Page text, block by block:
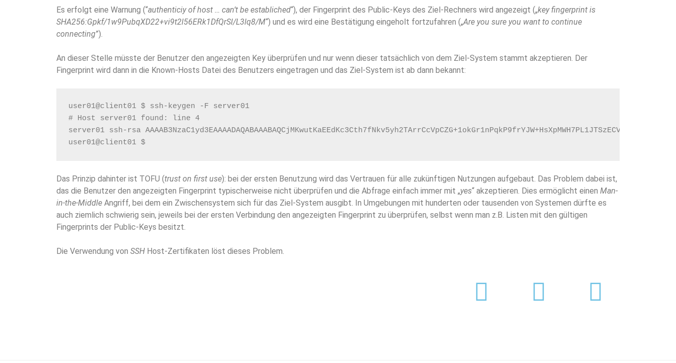
Es erfolgt eine Warnung (“authenticiy of host … can’t be establiched“), der Fingerprint des Public-Keys des Ziel-Rechners wird angezeigt („key fingerprint is
SHA256:Gpkf/1w9PubqXD22+vi9t2l56ERk1DfQrSl/L3lq8/M“) und es wird eine Bestätigung eingeholt fortzufahren („Are you sure you want to continue
connecting”).
An dieser Stelle müsste der Benutzer den angezeigten Key überprüfen und nur wenn dieser tatsächlich von dem Ziel-System stammt akzeptieren. Der
Fingerprint wird dann in die Known-Hosts Datei des Benutzers eingetragen und das Ziel-System ist ab dann bekannt:
user01@client01 $ ssh-keygen -F server01
# Host server01 found: line 4
server01 ssh-rsa
user01@client01 $
Das Prinzip dahinter ist TOFU (trust on first use): bei der ersten Benutzung wird das Vertrauen für alle zukünftigen Nutzungen aufgebaut. Das Problem dabei ist,
das die Benutzer den angezeigten Fingerprint typischerweise nicht überprüfen und die Abfrage einfach immer mit „yes“ akzeptieren. Dies ermöglicht einen Man-
in-the-Middle Angriff, bei dem ein Zwischensystem sich für das Ziel-System ausgibt. In Umgebungen mit hunderten oder tausenden von Systemen dürfte es
auch ziemlich schwierig sein, jeweils bei der ersten Verbindung den angezeigten Fingerprint zu überprüfen, selbst wenn man z.B. Listen mit den gültigen
Fingerprints der Public-Keys besitzt.
Die Verwendung von SSH Host-Zertifikaten löst dieses Problem.